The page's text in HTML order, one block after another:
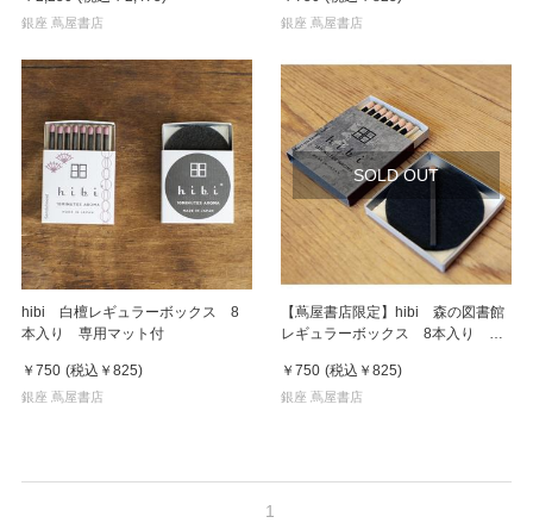
銀座 蔦屋書店 銀座 蔦屋書店
hibi 白檀レギュラーボックス 8
本入り 専用マット付
￥750 (税込 ￥825)
銀座 蔦屋書店
SOLD OUT
【蔦屋書店限定】hibi 森の図書館
レギュラーボックス 8本入り 専
￥750 (税込 ￥825)
銀座 蔦屋書店
1